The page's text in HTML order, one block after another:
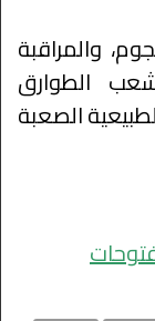
والمراقبة
شعب الطوارق
الصعبة